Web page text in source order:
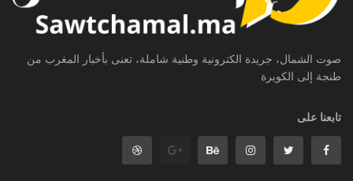
صوت الشمال، جريدة الكترونية وطنية شاملة، تعنى بأخبار المغرب من
طنجة إلى الكويرة
تابعنا على